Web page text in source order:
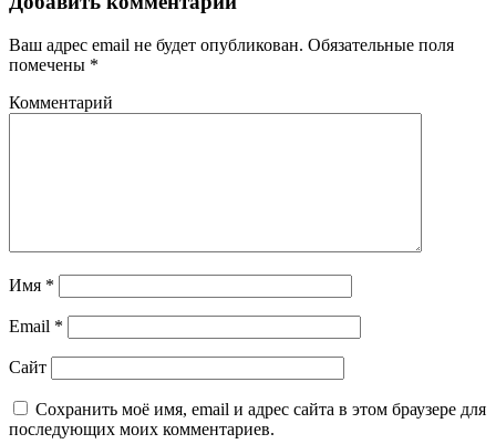
Ваш адрес email не будет опубликован. Обязательные поля
помечены *
Комментарий
Имя *
Email *
Сайт
Сохранить моё имя, email и адрес сайта в этом браузере для
последующих моих комментариев.